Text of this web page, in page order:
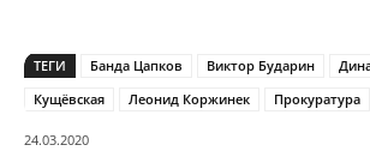
ТЕГИ Банда Цапков Виктор Бударин
Кущёвская
Леонид Коржинек Прокуратура
24.03.2020